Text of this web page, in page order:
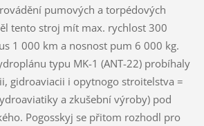
pumových a torpédových
tento stroj mít max. rychlost 300
1 000 km a nosnost pum 6 000 kg.
typu MK-1 (ANT-22) probíhaly
gidroaviacii i opytnogo stroitelstva =
a zkušební výroby) pod
Pogosskyj se přitom rozhodl pro